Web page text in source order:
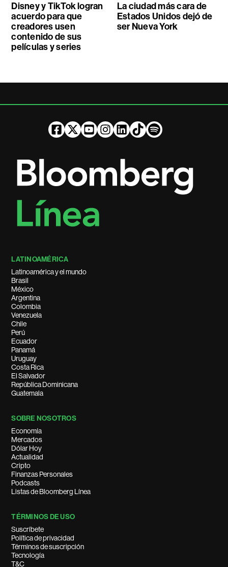
Disney y TikTok logran
acuerdo para que
creadores usen
contenido de sus
películas y series
La ciudad más cara de
Estados Unidos dejó de
ser Nueva York
LATINOAMÉRICA
Latinoamérica y el mundo
Brasil
México
Argentina
Colombia
Venezuela
Chile
Perú
Ecuador
Panamá
Uruguay
Costa Rica
El Salvador
República Dominicana
Guatemala
SOBRE NOSOTROS
Economía
Mercados
Dólar Hoy
Actualidad
Cripto
Finanzas Personales
Podcasts
Listas de Bloomberg Línea
TÉRMINOS DE USO
Suscríbete
Política de privacidad
Términos de suscripción
Tecnología
T&C